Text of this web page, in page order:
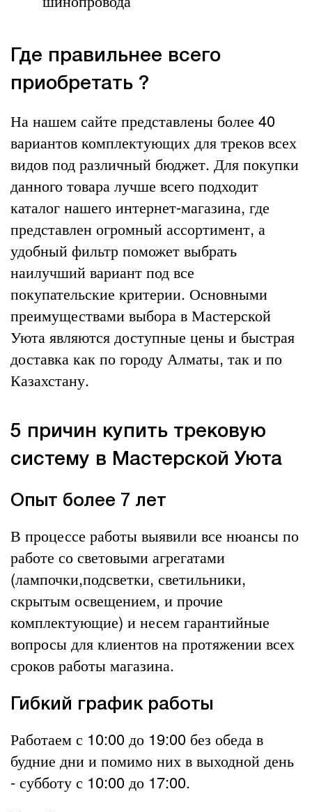
Где правильнее всего
приобретать ?
На нашем сайте представлены более 40
вариантов комплектующих для треков всех
видов под различный бюджет. Для покупки
данного товара лучше всего подходит
каталог нашего интернет-магазина, где
представлен огромный ассортимент, а
удобный фильтр поможет выбрать
наилучший вариант под все
покупательские критерии. Основными
преимуществами выбора в Мастерской
Уюта являются доступные цены и быстрая
доставка как по городу Алматы, так и по
Казахстану.
5 причин купить трековую
систему в Мастерской Уюта
Опыт более 7 лет
В процессе работы выявили все нюансы по
работе со световыми агрегатами
(лампочки,подсветки, светильники,
скрытым освещением, и прочие
комплектующие) и несем гарантийные
вопросы для клиентов на протяжении всех
сроков работы магазина.
Гибкий график работы
Работаем с 10:00 до 19:00 без обеда в
будние дни и помимо них в выходной день
- субботу с 10:00 до 17:00.